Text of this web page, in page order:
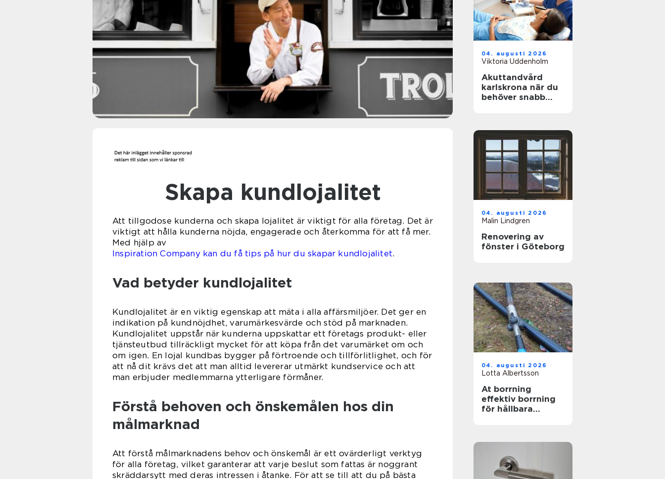
Skapa kundlojalitet
Att tillgodose kunderna och skapa lojalitet är viktigt för alla företag. Det är
viktigt att hålla kunderna nöjda, engagerade och återkomma för att få mer.
Med hjälp av
Inspiration Company kan du få tips på hur du skapar kundlojalitet.
Vad betyder kundlojalitet
Kundlojalitet är en viktig egenskap att mäta i alla affärsmiljöer. Det ger en
indikation på kundnöjdhet, varumärkesvärde och stöd på marknaden.
Kundlojalitet uppstår när kunderna uppskattar ett företags produkt- eller
tjänsteutbud tillräckligt mycket för att köpa från det varumärket om och
om igen. En lojal kundbas bygger på förtroende och tillförlitlighet, och för
att nå dit krävs det att man alltid levererar utmärkt kundservice och att
man erbjuder medlemmarna ytterligare förmåner.
Förstå behoven och önskemålen hos din
målmarknad
Att förstå målmarknadens behov och önskemål är ett ovärderligt verktyg
för alla företag, vilket garanterar att varje beslut som fattas är noggrant
skräddarsytt med deras intressen i åtanke. För att se till att du på bästa
04. augusti 2026
Viktoria Uddenholm
Akuttandvård
karlskrona när du
behöver snabb
04. augusti 2026
Malin Lindgren
Renovering av
fönster i Göteborg
04. augusti 2026
Lotta Albertsson
At borrning
effektiv borrning
för hållbara